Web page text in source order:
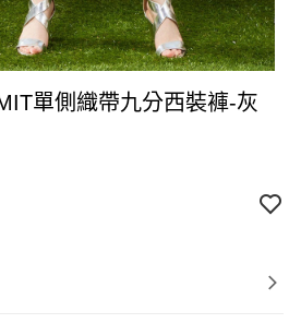
單側織帶九分西裝褲-灰